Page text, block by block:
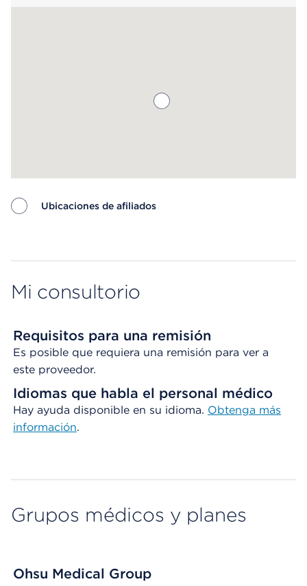
Ubicaciones de afiliados
Mi consultorio
Requisitos para una remisión
Es posible que requiera una remisión para ver a
este proveedor.
Idiomas que habla el personal médico
Hay ayuda disponible en su idioma. Obtenga más
información.
Grupos médicos y planes
Ohsu Medical Group